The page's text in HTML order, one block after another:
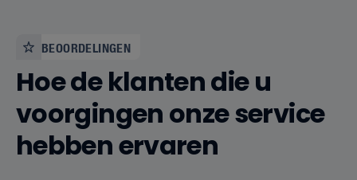
BEOORDELINGEN
Hoe de klanten die u
voorgingen onze service
hebben ervaren